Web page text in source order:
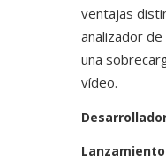
ventajas
analizador
una
vídeo.